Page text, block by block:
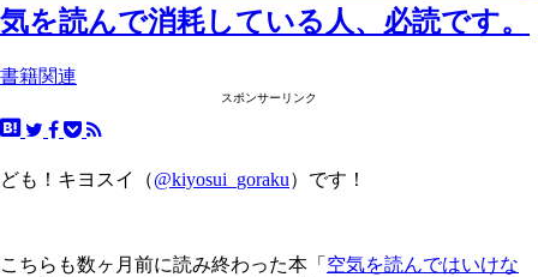
気を読んで消耗している人、必読です。
書籍関連
スポンサーリンク
ども！キヨスイ（@kiyosui_goraku）です！
こちらも数ヶ月前に読み終わった本「 空気を読んではいけな